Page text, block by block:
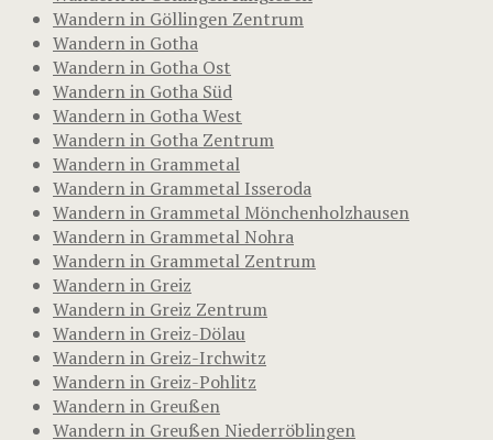
Wandern in Göllingen Zentrum
Wandern in Gotha
Wandern in Gotha Ost
Wandern in Gotha Süd
Wandern in Gotha West
Wandern in Gotha Zentrum
Wandern in Grammetal
Wandern in Grammetal Isseroda
Wandern in Grammetal Mönchenholzhausen
Wandern in Grammetal Nohra
Wandern in Grammetal Zentrum
Wandern in Greiz
Wandern in Greiz Zentrum
Wandern in Greiz-Dölau
Wandern in Greiz-Irchwitz
Wandern in Greiz-Pohlitz
Wandern in Greußen
Wandern in Greußen Niederröblingen